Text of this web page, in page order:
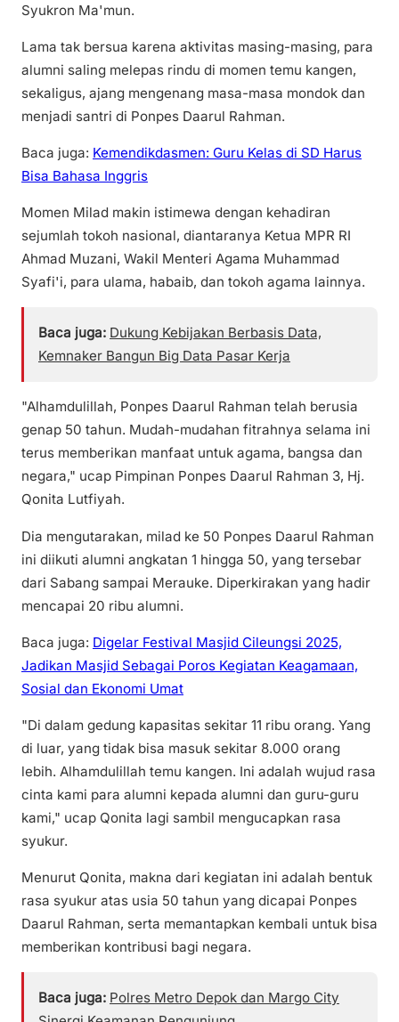
Syukron Ma'mun.
Lama tak bersua karena aktivitas masing-masing, para
alumni saling melepas rindu di momen temu kangen,
sekaligus, ajang mengenang masa-masa mondok dan
menjadi santri di Ponpes Daarul Rahman.
Baca juga: Kemendikdasmen: Guru Kelas di SD Harus
Bisa Bahasa Inggris
Momen Milad makin istimewa dengan kehadiran
sejumlah tokoh nasional, diantaranya Ketua MPR RI
Ahmad Muzani, Wakil Menteri Agama Muhammad
Syafi'i, para ulama, habaib, dan tokoh agama lainnya.
Baca juga: Dukung Kebijakan Berbasis Data,
Kemnaker Bangun Big Data Pasar Kerja
"Alhamdulillah, Ponpes Daarul Rahman telah berusia
genap 50 tahun. Mudah-mudahan fitrahnya selama ini
terus memberikan manfaat untuk agama, bangsa dan
negara," ucap Pimpinan Ponpes Daarul Rahman 3, Hj.
Qonita Lutfiyah.
Dia mengutarakan, milad ke 50 Ponpes Daarul Rahman
ini diikuti alumni angkatan 1 hingga 50, yang tersebar
dari Sabang sampai Merauke. Diperkirakan yang hadir
mencapai 20 ribu alumni.
Baca juga: Digelar Festival Masjid Cileungsi 2025,
Jadikan Masjid Sebagai Poros Kegiatan Keagamaan,
Sosial dan Ekonomi Umat
"Di dalam gedung kapasitas sekitar 11 ribu orang. Yang
di luar, yang tidak bisa masuk sekitar 8.000 orang
lebih. Alhamdulillah temu kangen. Ini adalah wujud rasa
cinta kami para alumni kepada alumni dan guru-guru
kami," ucap Qonita lagi sambil mengucapkan rasa
syukur.
Menurut Qonita, makna dari kegiatan ini adalah bentuk
rasa syukur atas usia 50 tahun yang dicapai Ponpes
Daarul Rahman, serta memantapkan kembali untuk bisa
memberikan kontribusi bagi negara.
Baca juga: Polres Metro Depok dan Margo City